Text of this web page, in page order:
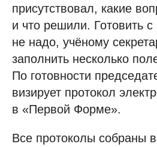
присутствовал, какие
и что решили. Готовить с
не надо, учёному
заполнить несколько
По готовности
визирует протокол
в «Первой Форме».
Все протоколы собраны